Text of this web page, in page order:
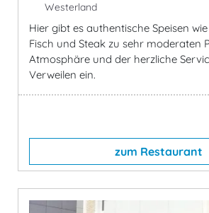
Westerland
Hier gibt es authentische Speisen
Fisch und Steak zu sehr moderaten
Atmosphäre und der herzliche
Verweilen ein.
zum Restaurant